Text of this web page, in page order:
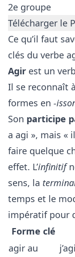
2e groupe
Télécharger le
Ce qu’il faut
clés du verbe
Agir est un
Il se reconnaît
formes en -
Son participe
a agi », mais «
faire quelque
effet. L’infinitif
sens, la
temps et le
impératif pour
Forme clé
agir au